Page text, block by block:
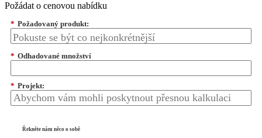
Požádat o cenovou nabídku
* Požadovaný produkt:
* Odhadované množství
* Projekt:
Řekněte nám něco o sobě